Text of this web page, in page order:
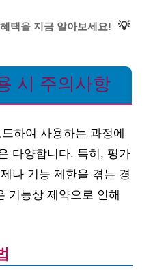
택을 지금 알아보세요! 💡
시 주의사항
하여 사용하는 과정에
다양합니다. 특히, 평가
나 기능 제한을 겪는 경
기능상 제약으로 인해